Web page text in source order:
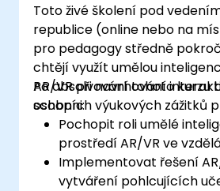
Toto živé školení pod
republice (online nebo na
pro pedagogy středně
chtějí využít umělou
AR/VR při navrhování
osobních výukových zážitků
Po absolvování tohoto kurzu
schopni:
Pochopit roli umělé
prostředí AR/VR ve
Implementovat řešení
vytváření pohlcujících